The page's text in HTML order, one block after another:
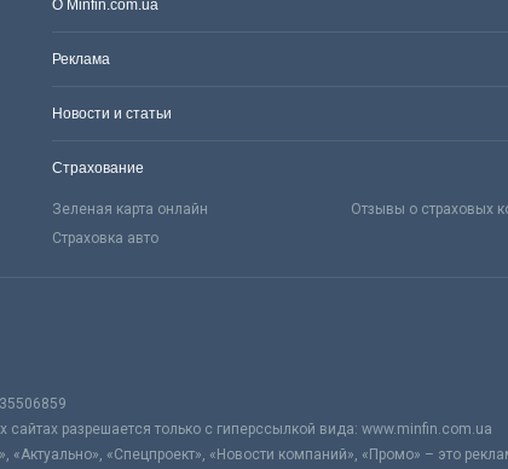
О Minfin.com.ua
Реклама
Новости и статьи
Страхование
Зеленая карта онлайн Отзывы о страховых
Страховка авто
разрешается только с гиперссылкой вида: www.minfin.com.ua
«Актуально», «Спецпроект», «Новости компаний», «Промо» – это